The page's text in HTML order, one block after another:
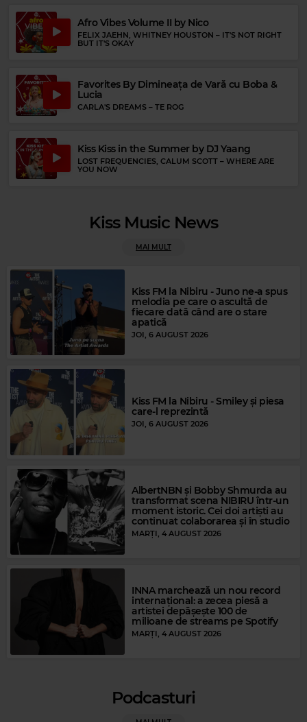
Rock 80s & 90s
WHITESNAKE STILL OF THE NIGHT
Rock Blues
B B KING & ERIC CLAPTON RIDING WITH THE KING
Magic FM
THE SHORTS– COMMENT CA VA
Afro Vibes Volume II by Nico
FELIX JAEHN, WHITNEY HOUSTON – IT'S NOT RIGHT
BUT IT'S OKAY
Favorites By Dimineața de Vară cu Boba &
Lucia
CARLA'S DREAMS – TE ROG
Kiss Kiss in the Summer by DJ Yaang
LOST FREQUENCIES, CALUM SCOTT – WHERE ARE
YOU NOW
Kiss Music News
MAI MULT
Kiss FM la Nibiru - Juno ne-a spus
melodia pe care o ascultă de
fiecare dată când are o stare
apatică
JOI, 6 AUGUST 2026
Kiss FM la Nibiru - Smiley și piesa
care-l reprezintă
JOI, 6 AUGUST 2026
AlbertNBN și Bobby Shmurda au
transformat scena NIBIRU într-un
moment istoric. Cei doi artiști au
continuat colaborarea și în studio
MARȚI, 4 AUGUST 2026
INNA marchează un nou record
internațional: a zecea piesă a
artistei depășește 100 de
milioane de streams pe Spotify
MARȚI, 4 AUGUST 2026
Podcasturi